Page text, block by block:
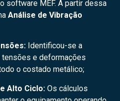
software MEF. A partir dessa
Análise de Vibração
Identificou-se a
e deformações
o costado metálico;
Alto Ciclo: Os cálculos